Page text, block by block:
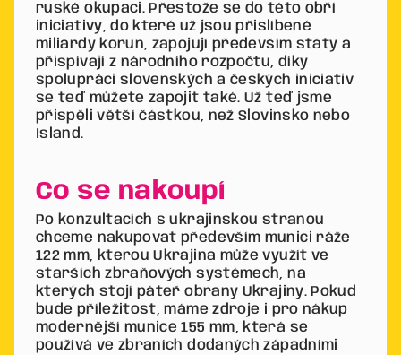
ruské okupaci. Přestože se do této obří
iniciativy, do které už jsou přislíbené
miliardy korun, zapojují především státy a
přispívají z národního rozpočtu, díky
spolupráci slovenských a českých iniciativ
se teď můžete zapojit také. Už teď jsme
přispěli větší částkou, než Slovinsko nebo
Island.
Co se nakoupí
Po konzultacích s ukrajinskou stranou
chceme nakupovat především munici ráže
122 mm, kterou Ukrajina může využít ve
starších zbraňových systémech, na
kterých stojí páteř obrany Ukrajiny. Pokud
bude příležitost, máme zdroje i pro nákup
modernější munice 155 mm, která se
používá ve zbraních dodaných západními